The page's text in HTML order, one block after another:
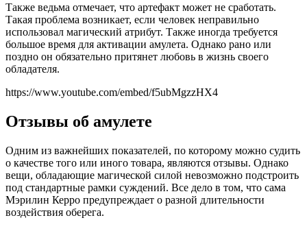
Также ведьма отмечает, что артефакт может не сработать.
Такая проблема возникает, если человек неправильно
использовал магический атрибут. Также иногда требуется
большое время для активации амулета. Однако рано или
поздно он обязательно притянет любовь в жизнь своего
обладателя.
https://www.youtube.com/embed/f5ubMgzzHX4
Отзывы об амулете
Одним из важнейших показателей, по которому можно судить
о качестве того или иного товара, являются отзывы. Однако
вещи, обладающие магической силой невозможно подстроить
под стандартные рамки суждений. Все дело в том, что сама
Мэрилин Керро предупреждает о разной длительности
воздействия оберега.